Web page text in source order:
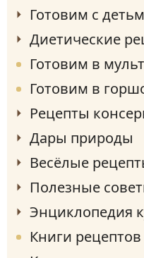
Готовим с
Диетические
Готовим в
Готовим в
Рецепты
Дары природы
Весёлые
Полезные
Энциклопедия
Книги рецептов